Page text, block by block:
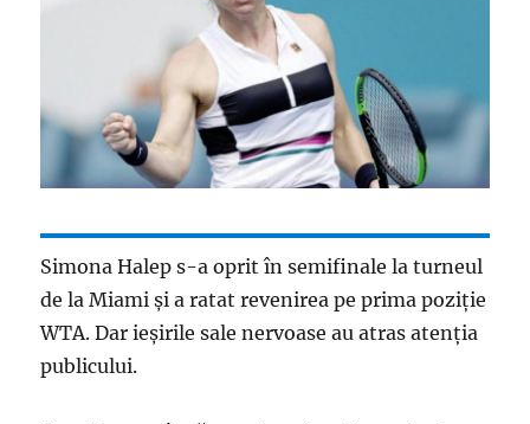
Simona Halep s-a oprit în semifinale la turneul
de la Miami și a ratat revenirea pe prima poziție
WTA. Dar ieșirile sale nervoase au atras atenția
publicului.